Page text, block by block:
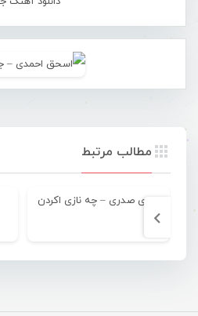
مطالب مرتبط
هادی صدری – چه نازی اکردن